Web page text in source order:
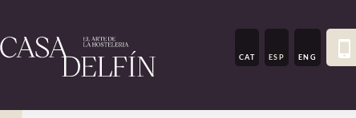
CAT ESP ENG